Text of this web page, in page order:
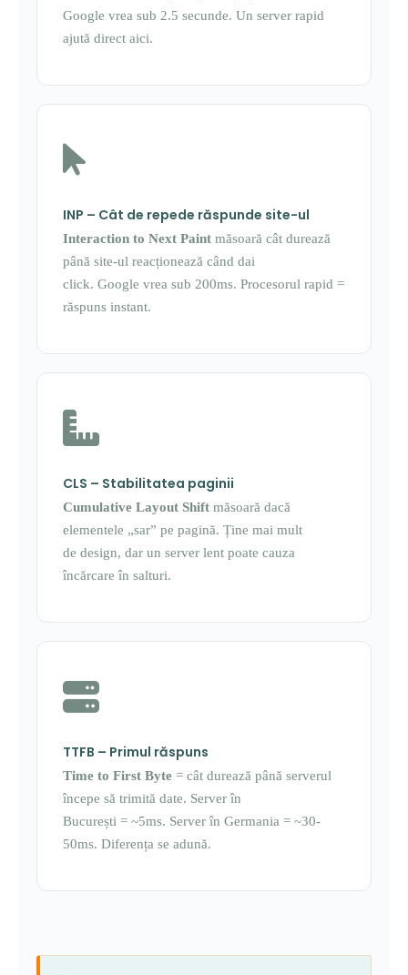
Google vrea sub 2.5 secunde. Un server rapid
ajută direct aici.
INP – Cât de repede răspunde site-ul
Interaction to Next Paint măsoară cât durează
până site-ul reacționează când dai
click. Google vrea sub 200ms. Procesorul rapid =
răspuns instant.
CLS – Stabilitatea paginii
Cumulative Layout Shift măsoară dacă
elementele „sar” pe pagină. Ține mai mult
de design, dar un server lent poate cauza
încărcare în salturi.
TTFB – Primul răspuns
Time to First Byte = cât durează până serverul
începe să trimită date. Server în
București = ~5ms. Server în Germania = ~30-
50ms. Diferența se adună.